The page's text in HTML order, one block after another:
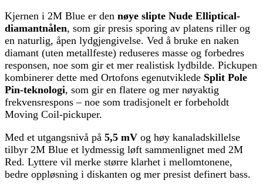
Kjernen i 2M Blue er den nøye slipte Nude Elliptical-
diamantnålen, som gir presis sporing av platens riller og
en naturlig, åpen lydgjengivelse. Ved å bruke en naken
diamant (uten metallfeste) reduseres masse og forbedres
responsen, noe som gir et mer realistisk lydbilde. Pickupen
kombinerer dette med Ortofons egenutviklede Split Pole
Pin-teknologi, som gir en flatere og mer nøyaktig
frekvensrespons – noe som tradisjonelt er forbeholdt
Moving Coil-pickuper.
Med et utgangsnivå på 5,5 mV og høy kanaladskillelse
tilbyr 2M Blue et lydmessig løft sammenlignet med 2M
Red. Lyttere vil merke større klarhet i mellomtonene,
bedre oppløsning i diskanten og mer presist definert bass.